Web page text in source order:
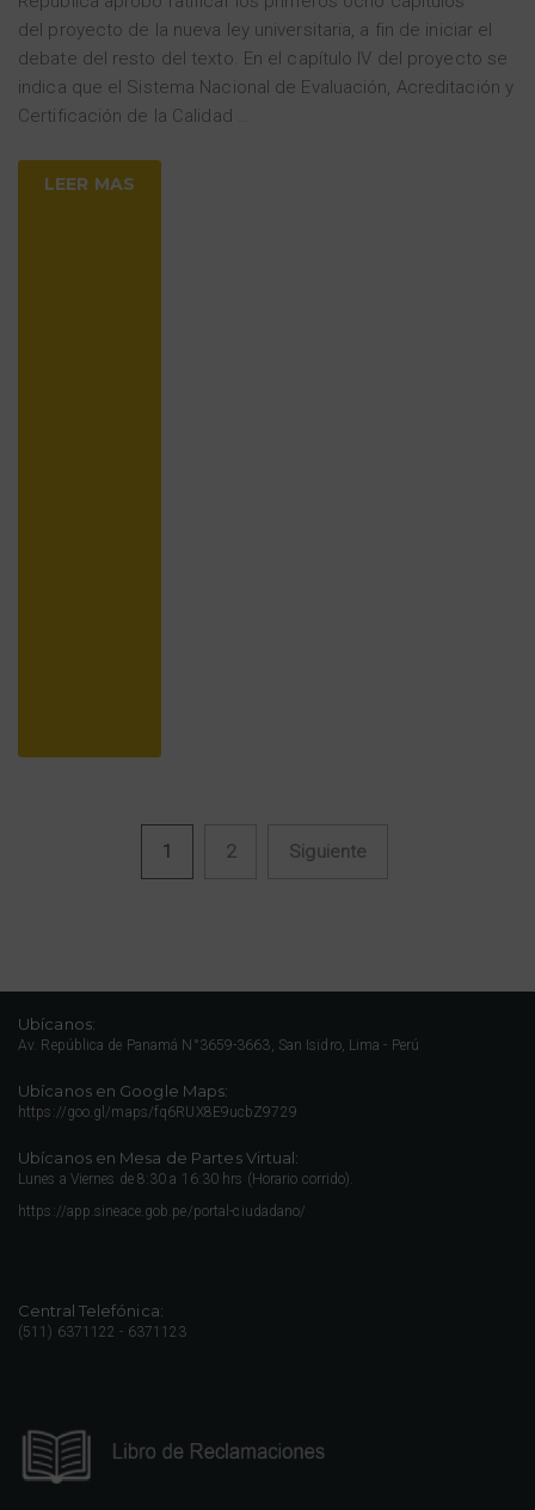
del proyecto de la nueva ley universitaria, a fin de iniciar el
debate del resto del texto. En el capítulo IV del proyecto se
indica que el Sistema Nacional de Evaluación, Acreditación y
Certificación de la Calidad
LEER MAS
Navegación de entradas
1 2 Siguiente
Ubícanos:
Av. República de Panamá N°3659-3663, San Isidro, Lima - Perú
Ubícanos en Google Maps:
https://goo.gl/maps/fq6RUX8E9ucbZ9729
Ubícanos en Mesa de Partes Virtual:
Lunes a Viernes de 8:30 a 16:30 hrs (Horario corrido).
https://app.sineace.gob.pe/portal-ciudadano/
Central Telefónica:
(511) 6371122 - 6371123